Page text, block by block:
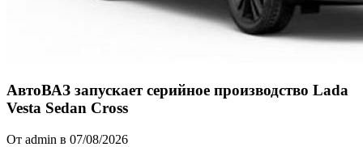
АвтоВАЗ запускает серийное производство Lada
Vesta Sedan Cross
От admin в 07/08/2026